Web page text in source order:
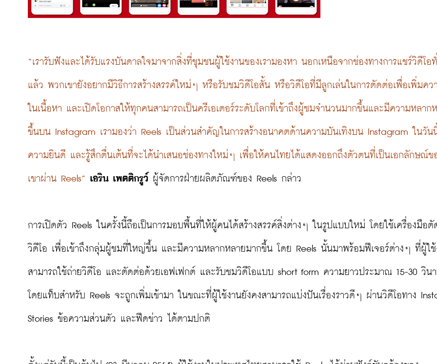
“เรารับฟังและได้รับแรงบันดาลใจมาจากสิ่งที่ชุมชนผู้ใช้งานของเรามองหา นอกเหนือจากช่องทางการแชร์วิดีโอทั่
แล้ว พวกเขายังอยากมีวิธีการสร้างสรรค์ใหม่ๆ หรือรับชมวิดีโอสั้น หรือวิดีโอที่มีลูกเล่นในการตัดต่อเพื่อเพิ่มคว
ในเนื้อหา และเปิดโอกาสให้ทุกคนสามารถเป็นครีเอเตอร์ระดับโลกที่เข้าถึงผู้ชมจำนวนมากขึ้นและมีความหลาก
ขึ้นบน Instagram เรามองว่า Reels เป็นส่วนสำคัญในการสร้างอนาคตด้านความบันเทิงบน Instagram ในวัน
ความยินดี และรู้สึกตื่นเต้นที่จะได้นำเสนอช่องทางใหม่ๆ เพื่อให้คนไทยได้แสดงออกถึงตัวตนที่เป็นเอกลักษณ์ข
เขาผ่าน Reels” เอริน เพตติกรูว์ ผู้จัดการฝ่ายผลิตภัณฑ์ของ Reels กล่าว
การเปิดตัว Reels ในครั้งนี้ถือเป็นการมอบพื้นที่ให้ผู้คนได้สร้างสรรค์สิ่งต่างๆ ในรูปแบบใหม่ โดยใช้เครื่องมือตั
วิดีโอ เพื่อเข้าถึงกลุ่มผู้ชมที่ใหญ่ขึ้น และมีความหลากหลายมากขึ้น โดย Reels นั้นมาพร้อมฟีเจอร์ต่างๆ ที่ผู้ใช้
สามารถใช้ถ่ายวิดีโอ และตัดต่อด้วยเอฟเฟกต์ และรับชมวิดีโอแบบ short form ความยาวประมาณ 15-30 วิน
โดยแท็บสำหรับ Reels จะถูกเพิ่มเข้ามา ในขณะที่ผู้ใช้งานยังคงสามารถแบ่งปันเรื่องราวดีๆ ผ่านวิดีโอทาง
Stories ข้อความส่วนตัว และฟีดข่าว ได้ตามปกติ